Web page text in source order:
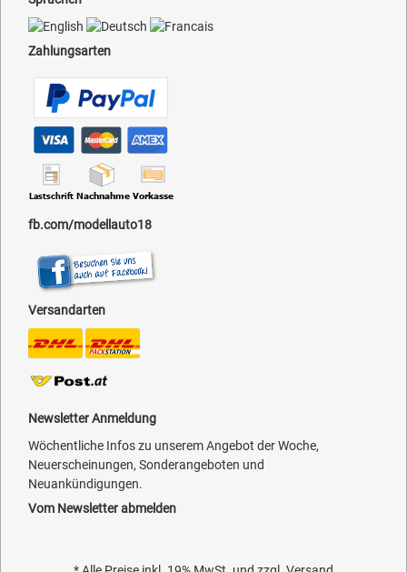
Zahlungsarten
fb.com/modellauto18
Versandarten
Newsletter Anmeldung
Wöchentliche Infos zu unserem Angebot der Woche,
Neuerscheinungen, Sonderangeboten und
Neuankündigungen.
Vom Newsletter abmelden